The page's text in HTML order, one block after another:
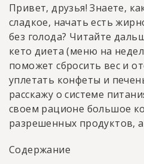
Привет, друзья! Знаете,
сладкое, начать есть
без голода? Читайте
кето диета (меню на
поможет сбросить вес и
уплетать конфеты и
расскажу о системе
своем рационе большое
разрешенных продуктов,
Содержание